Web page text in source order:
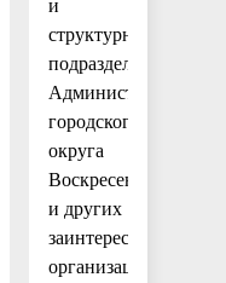
и
структурных
подразделений
Администрации
городского
округа
Воскресенск
и других
заинтересованных
организаций,